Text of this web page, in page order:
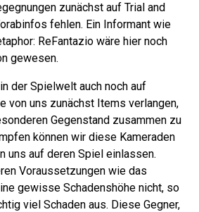
zunächst auf Trial and
fehlen. Ein Informant wie
ReFantazio wäre hier noch
gewesen.
der Spielwelt auch noch auf
von uns zunächst Items verlangen,
Gegenstand zusammen zu
können wir diese Kameraden
uns auf deren Spiel einlassen.
Voraussetzungen wie das
gewisse Schadenshöhe nicht, so
viel Schaden aus. Diese Gegner,